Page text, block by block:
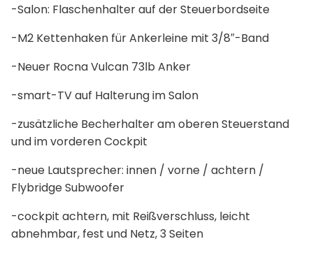
-Salon: Flaschenhalter auf der Steuerbordseite
-M2 Kettenhaken für Ankerleine mit 3/8″-Band
-Neuer Rocna Vulcan 73lb Anker
-smart-TV auf Halterung im Salon
-zusätzliche Becherhalter am oberen Steuerstand
und im vorderen Cockpit
-neue Lautsprecher: innen / vorne / achtern /
Flybridge Subwoofer
-cockpit achtern, mit Reißverschluss, leicht
abnehmbar, fest und Netz, 3 Seiten